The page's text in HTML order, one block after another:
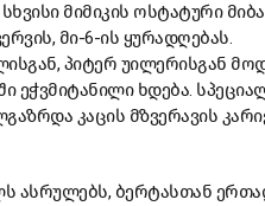
მიმიკის ოსტატური
მი-6-ის ყურადღებას.
პიტერ უილერისგან
ეჭვმიტანილი ხდება.
კაცის მზვერავის
ასრულებს, ბერტასთან